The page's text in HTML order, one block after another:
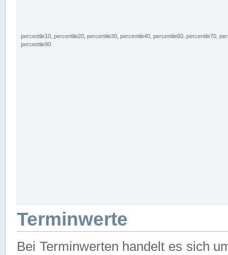
percentile10, percentile20, percentile30, percentile40, percentile60, percentile70,
percentile90
Terminwerte
Bei Terminwerten handelt es sich